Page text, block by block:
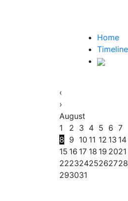
Home
Timeline
‹
›
August
1
2 3 4 5 6 7
8 9 10 11 12 13 14
15 16 17 18 19 2021
22232425262728
293031